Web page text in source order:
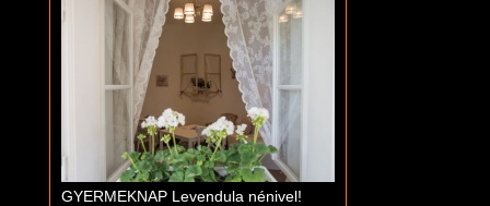
GYERMEKNAP Levendula nénivel!